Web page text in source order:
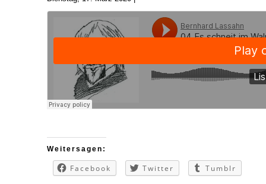
Weitersagen:
Facebook Twitter Tumblr